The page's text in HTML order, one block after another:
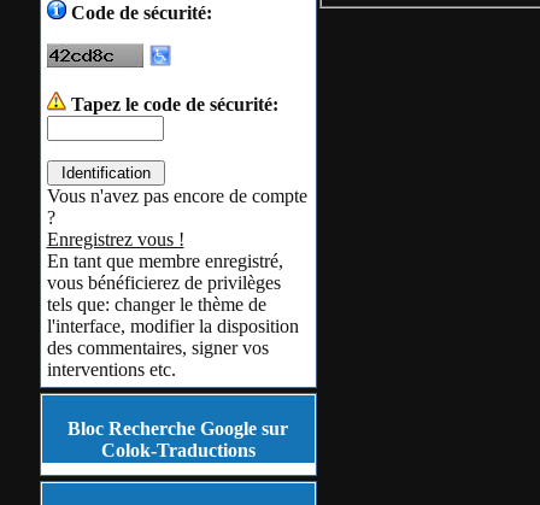
Code de sécurité:
Tapez le code de sécurité:
Vous n'avez pas encore de compte
?
Enregistrez vous !
En tant que membre enregistré,
vous bénéficierez de privilèges
tels que: changer le thème de
l'interface, modifier la disposition
des commentaires, signer vos
interventions etc.
Bloc Recherche Google sur
Colok-Traductions